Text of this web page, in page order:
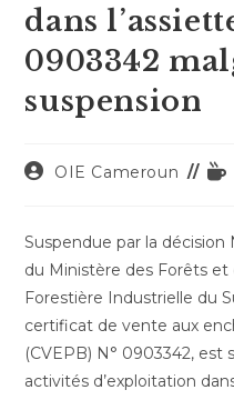
dans
0903342
suspension
Auteur/autrice
publication :
OIE Cameroun
Suspendue par la décision
du Ministère des Forêts et
Forestière Industrielle du
certificat de vente aux
(CVEPB) N° 0903342,
activités d’exploitation